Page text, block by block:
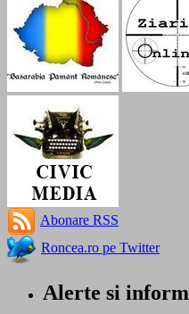
Abonare RSS
Roncea.ro pe Twitter
Alerte si